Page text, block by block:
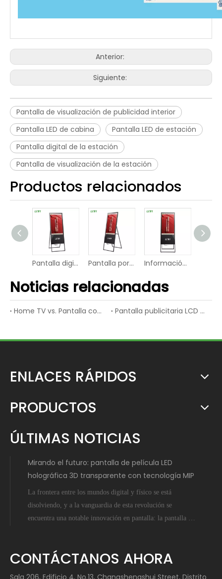
Anterior:
Siguiente:
Pantalla de visualización de publicidad interior
Pantalla LED de cabina
Pantalla LED de estación
Pantalla digital de la estación
Pantalla de visualización de la estación
Productos relacionados
Pantalla digital de visualización de vídeo del panel LCD inteligente de la escuela móvil Pantalla portátil de Digitaces de la exhibición de vídeo del LCD del museo de Wifi Información del hotel Pantalla de póster LCD de vídeo digital LED delgada
Noticias relacionadas
Home TV vs. Pantalla comercial LCD Pantalla publicitaria LCD vs. Pantalla publicitaria LED
ENLACES RÁPIDOS
PRODUCTOS
ÚLTIMAS NOTICIAS
Mirando el futuro: pantalla de película LED
holográfica 3D transparente con tecnología MIP
La frontera entre los mundos digital y físico se está
disolviendo, y a la vanguardia de esta revolución se
encuentra una notable innovación en pantalla: la pantalla de
ficción; es un salto tangible hacia adelante que
CONTÁCTANOS AHORA